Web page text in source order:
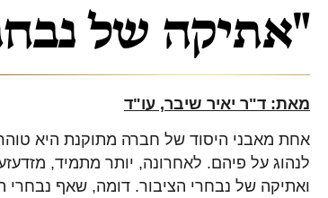
"אתיקה של
מאת: ד"ר יאיר שיבר, עו"ד
אחת מאבני היסוד של חברה מתוקנת היא
לנהוג על פיהם. לאחרונה, יותר מתמיד,
ואתיקה של נבחרי הציבור. דומה, שאף נבחרי